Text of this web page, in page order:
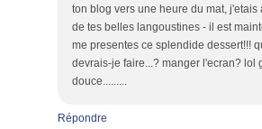
ton blog vers une heure du mat, j'etais
de tes belles langoustines - il est
me presentes ce splendide dessert!!!
devrais-je faire...? manger l'ecran? lol
douce.........
Répondre